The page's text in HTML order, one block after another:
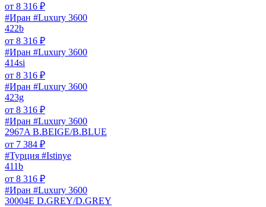
от 8 316 ₽
#Иран #Luxury 3600
422b
от 8 316 ₽
#Иран #Luxury 3600
414si
от 8 316 ₽
#Иран #Luxury 3600
423g
от 8 316 ₽
#Иран #Luxury 3600
2967A B.BEIGE/B.BLUE
от 7 384 ₽
#Турция #Istinye
411b
от 8 316 ₽
#Иран #Luxury 3600
30004E D.GREY/D.GREY